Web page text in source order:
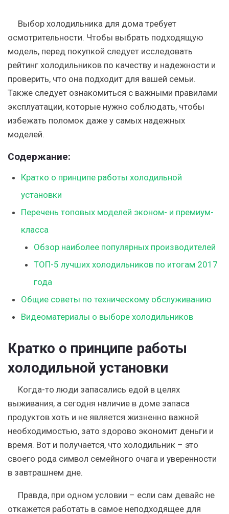
Выбор холодильника для дома требует
осмотрительности. Чтобы выбрать подходящую
модель, перед покупкой следует исследовать
рейтинг холодильников по качеству и надежности и
проверить, что она подходит для вашей семьи.
Также следует ознакомиться с важными правилами
эксплуатации, которые нужно соблюдать, чтобы
избежать поломок даже у самых надежных
моделей.
Содержание:
Кратко о принципе работы холодильной
установки
Перечень топовых моделей эконом- и премиум-
класса
Обзор наиболее популярных производителей
ТОП-5 лучших холодильников по итогам 2017
года
Общие советы по техническому обслуживанию
Видеоматериалы о выборе холодильников
Кратко о принципе работы
холодильной установки
Когда-то люди запасались едой в целях
выживания, а сегодня наличие в доме запаса
продуктов хоть и не является жизненно важной
необходимостью, зато здорово экономит деньги и
время. Вот и получается, что холодильник – это
своего рода символ семейного очага и уверенности
в завтрашнем дне.
Правда, при одном условии – если сам девайс не
откажется работать в самое неподходящее для